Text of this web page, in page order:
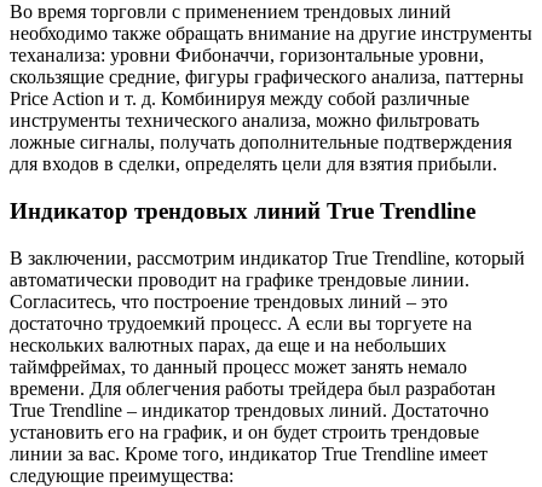
Во время торговли с применением трендовых линий
необходимо также обращать внимание на другие инструменты
теханализа: уровни Фибоначчи, горизонтальные уровни,
скользящие средние, фигуры графического анализа, паттерны
Price Action и т. д. Комбинируя между собой различные
инструменты технического анализа, можно фильтровать
ложные сигналы, получать дополнительные подтверждения
для входов в сделки, определять цели для взятия прибыли.
Индикатор трендовых линий True Trendline
В заключении, рассмотрим индикатор True Trendline, который
автоматически проводит на графике трендовые линии.
Согласитесь, что построение трендовых линий – это
достаточно трудоемкий процесс. А если вы торгуете на
нескольких валютных парах, да еще и на небольших
таймфреймах, то данный процесс может занять немало
времени. Для облегчения работы трейдера был разработан
True Trendline – индикатор трендовых линий. Достаточно
установить его на график, и он будет строить трендовые
линии за вас. Кроме того, индикатор True Trendline имеет
следующие преимущества: